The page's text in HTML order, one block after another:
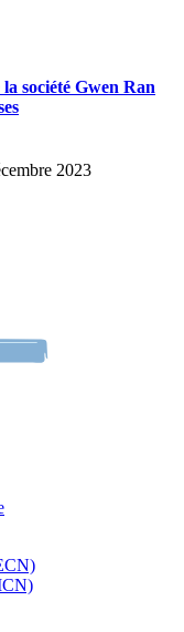
société Gwen Ran
2023